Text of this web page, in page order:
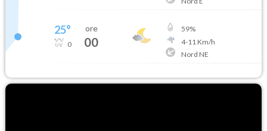
25°
0
ore
00
59%
4-11 Km/h
Nord NE